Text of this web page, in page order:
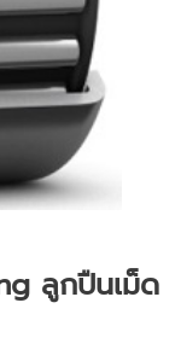
ลูกปืนเม็ด